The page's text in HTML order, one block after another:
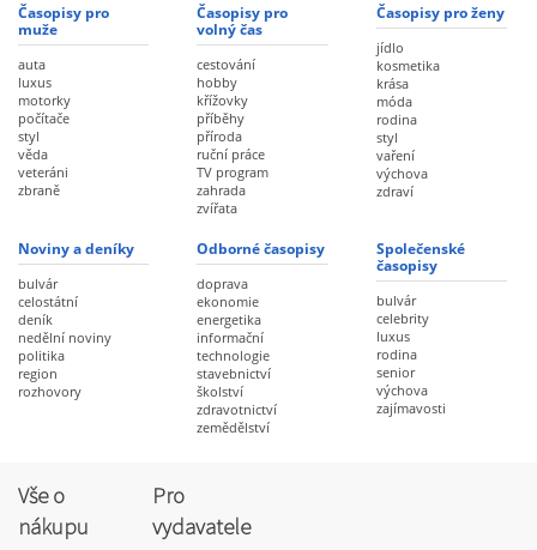
Časopisy pro
muže
auta
luxus
motorky
počítače
styl
věda
veteráni
zbraně
Časopisy pro
volný čas
cestování
hobby
křížovky
příběhy
příroda
ruční práce
TV program
zahrada
zvířata
Časopisy pro ženy
jídlo
kosmetika
krása
móda
rodina
styl
vaření
výchova
zdraví
Noviny a deníky
bulvár
celostátní
deník
nedělní noviny
politika
region
rozhovory
Odborné časopisy
doprava
ekonomie
energetika
informační
technologie
stavebnictví
školství
zdravotnictví
zemědělství
Společenské
časopisy
bulvár
celebrity
luxus
rodina
senior
výchova
zajímavosti
Vše o
nákupu
Pro
vydavatele